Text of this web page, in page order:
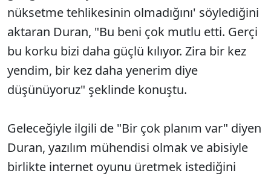
nüksetme tehlikesinin olmadığını' söylediğini
aktaran Duran, "Bu beni çok mutlu etti. Gerçi
bu korku bizi daha güçlü kılıyor. Zira bir kez
yendim, bir kez daha yenerim diye
düşünüyoruz" şeklinde konuştu.
Geleceğiyle ilgili de "Bir çok planım var" diyen
Duran, yazılım mühendisi olmak ve abisiyle
birlikte internet oyunu üretmek istediğini